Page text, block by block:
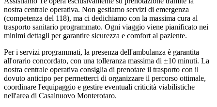
nostra centrale operativa. Non gestiamo servizi di emergenza
(competenza del 118), ma ci dedichiamo con la massima cura al
trasporto sanitario programmato. Ogni viaggio viene pianificato nei
minimi dettagli per garantire sicurezza e comfort al paziente.
Per i servizi programmati, la presenza dell'ambulanza è garantita
all'orario concordato, con una tolleranza massima di ±10 minuti. La
nostra centrale operativa consiglia di prenotare il trasporto con il
dovuto anticipo per permetterci di organizzare il percorso ottimale,
coordinare l'equipaggio e gestire eventuali criticità viabilistiche
nell'area di Casalnuovo Monterotaro.